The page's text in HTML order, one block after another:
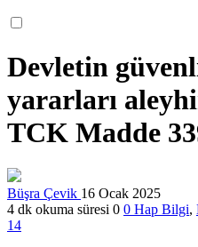
Devletin
yararları
TCK Madde
Büşra Çevik 16 Ocak 2025
4 dk okuma süresi 0 0 Hap Bilgi,
14